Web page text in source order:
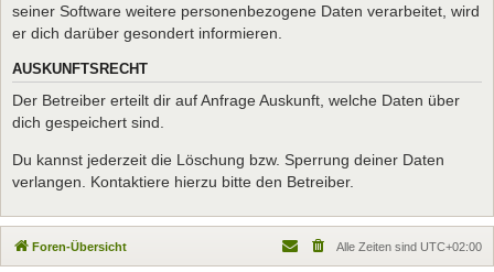
seiner Software weitere personenbezogene Daten verarbeitet, wird
er dich darüber gesondert informieren.
AUSKUNFTSRECHT
Der Betreiber erteilt dir auf Anfrage Auskunft, welche Daten über
dich gespeichert sind.
Du kannst jederzeit die Löschung bzw. Sperrung deiner Daten
verlangen. Kontaktiere hierzu bitte den Betreiber.
Foren-Übersicht Alle Zeiten sind UTC+02:00